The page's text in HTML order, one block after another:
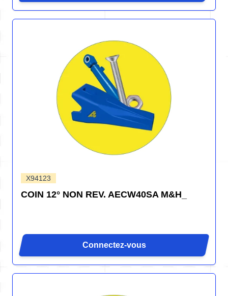
X94123
COIN 12° NON REV. AECW40SA M&H_
Connectez-vous